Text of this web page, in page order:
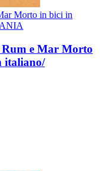
Morto in bici in
e Mar Morto
italiano/